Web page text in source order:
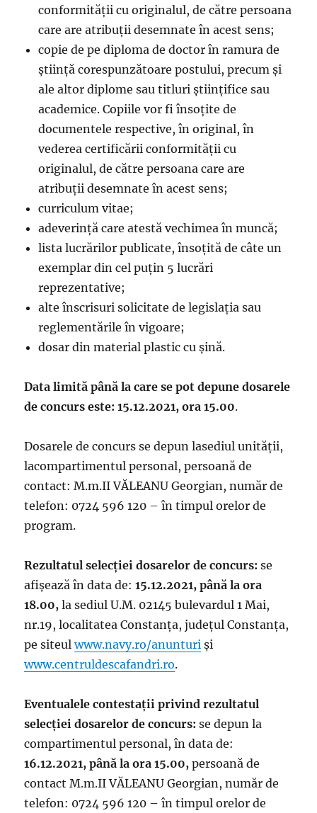
conformității cu originalul, de către persoana
care are atribuții desemnate în acest sens;
copie de pe diploma de doctor în ramura de
știință corespunzătoare postului, precum și
ale altor diplome sau titluri științifice sau
academice. Copiile vor fi însoțite de
documentele respective, în original, în
vederea certificării conformității cu
originalul, de către persoana care are
atribuții desemnate în acest sens;
curriculum vitae;
adeverință care atestă vechimea în muncă;
lista lucrărilor publicate, însoțită de câte un
exemplar din cel puțin 5 lucrări
reprezentative;
alte înscrisuri solicitate de legislația sau
reglementările în vigoare;
dosar din material plastic cu șină.
Data limită până la care se pot depune dosarele
de concurs este: 15.12.2021, ora 15.00.
Dosarele de concurs se depun lasediul unității,
lacompartimentul personal, persoană de
contact: M.m.II VĂLEANU Georgian, număr de
telefon: 0724 596 120 – în timpul orelor de
program.
Rezultatul selecţiei dosarelor de concurs: se
afişează în data de: 15.12.2021, până la ora
18.00, la sediul U.M. 02145 bulevardul 1 Mai,
nr.19, localitatea Constanța, județul Constanța,
pe siteulwww.navy.ro/anunturi și
www.centruldescafandri.ro.
Eventualele contestaţii privind rezultatul
selecţiei dosarelor de concurs: se depun la
compartimentul personal, în data de:
16.12.2021, până la ora 15.00, persoană de
contact M.m.II VĂLEANU Georgian, număr de
telefon: 0724 596 120 – în timpul orelor de